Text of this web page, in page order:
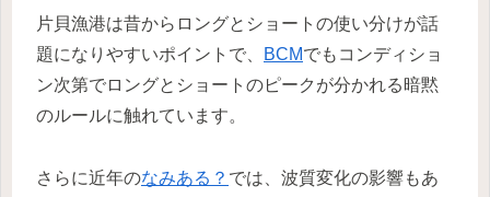
片貝漁港は昔からロングとショートの使い分けが話
題になりやすいポイントで、
BCMでもコンディショ
ン次第でロングとショートのピークが分かれる暗黙
のルールに触れています。
さらに近年のなみある？ では、波質変化の影響もあ